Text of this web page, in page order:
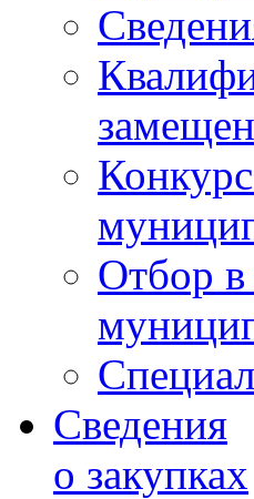
Отбор в
Сведения
о закупках